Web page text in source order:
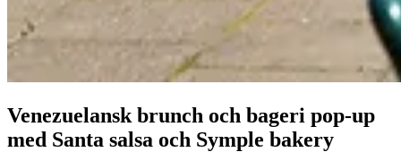
Venezuelansk brunch och bageri pop-up
med Santa salsa och Symple bakery